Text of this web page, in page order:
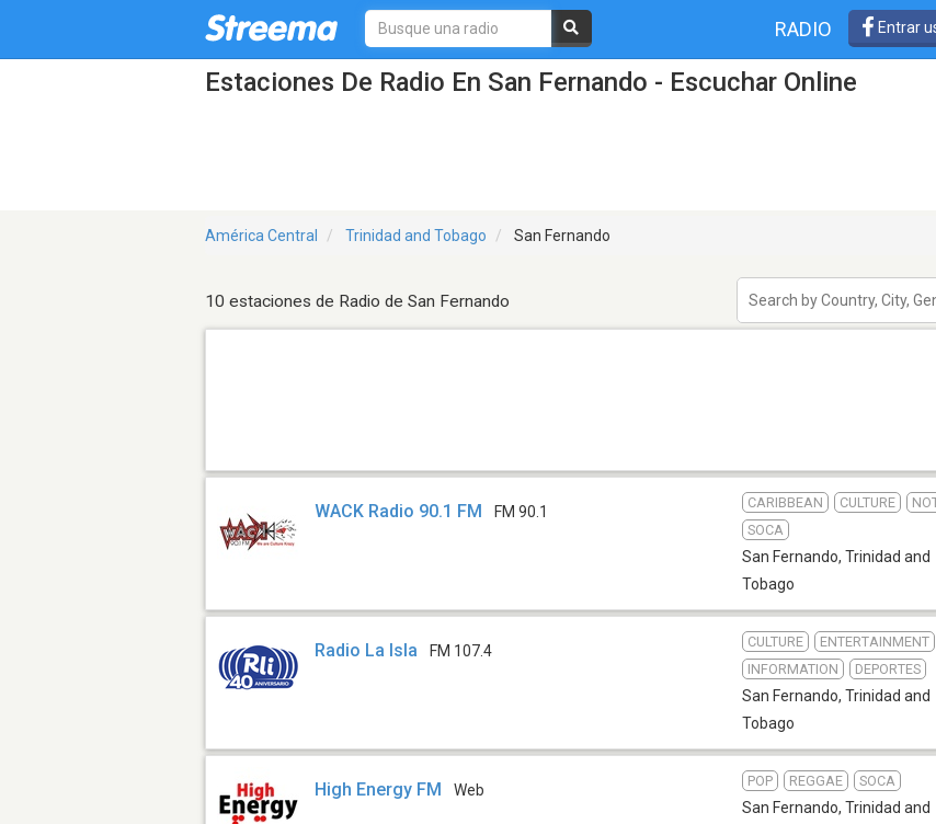
RADIO Entrar
Estaciones De Radio En San Fernando - Escuchar Online
América Central Trinidad and Tobago San Fernando
10 estaciones de Radio de San Fernando
WACK Radio 90.1 FM FM 90.1
CARIBBEAN CULTURE
SOCA
San Fernando, Trinidad and
Tobago
Radio La Isla FM 107.4
CULTURE
ENTERTAINMENT
INFORMATION
DEPORTES
San Fernando, Trinidad and
Tobago
High Energy FM Web
POP REGGAE SOCA
San Fernando, Trinidad and